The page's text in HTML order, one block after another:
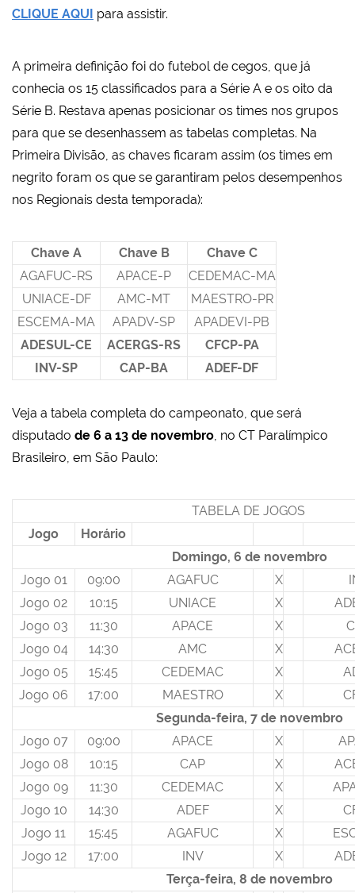
CLIQUE AQUI para assistir.
A primeira definição foi do futebol de cegos, que já
conhecia os 15 classificados para a Série A e os oito da
Série B. Restava apenas posicionar os times nos grupos
para que se desenhassem as tabelas completas. Na
Primeira Divisão, as chaves ficaram assim (os times em
negrito foram os que se garantiram pelos desempenhos
nos Regionais desta temporada):
Chave A Chave B
Chave C
AGAFUC-RS
APACE-P
CEDEMAC-MA
UNIACE-DF
AMC-MT
MAESTRO-PR
ESCEMA-MA
APADV-SP
APADEVI-PB
ADESUL-CE
ACERGS-RS
CFCP-PA
INV-SP
CAP-BA ADEF-DF
Veja a tabela completa do campeonato, que será
disputado de 6 a 13 de novembro , no CT Paralímpico
Brasileiro, em São Paulo:
TABELA DE JOGOS
Jogo
Horário
Domingo, 6 de novembro
Jogo 01
09:00 AGAFUC X
Jogo 02
10:15 UNIACE X
Jogo 03
11:30 APACE X
Jogo 04
14:30 AMC X
Jogo 05
15:45 CEDEMAC X
Jogo 06
17:00 MAESTRO X
Segunda-feira, 7 de novembro
Jogo 07
09:00 APACE X
Jogo 08
10:15 CAP X
Jogo 09
11:30 CEDEMAC X
Jogo 10
14:30 ADEF X
Jogo 11
15:45 AGAFUC X
Jogo 12
17:00 INV X
Terça-feira, 8 de novembro